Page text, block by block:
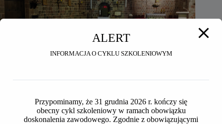
ALERT
INFORMACJA O CYKLU SZKOLENIOWYM
Przypominamy, że 31 grudnia 2026 r. kończy się
obecny cykl szkoleniowy w ramach obowiązku
doskonalenia zawodowego. Zgodnie z obowiązującymi